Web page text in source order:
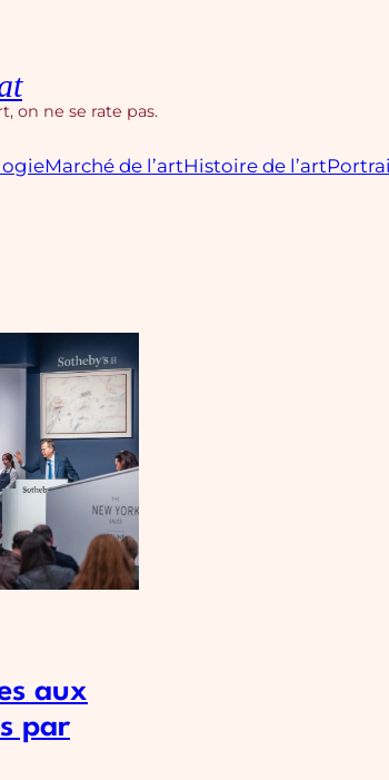
on ne se rate pas.
Marché de l’artHistoire de l’art
aux
par